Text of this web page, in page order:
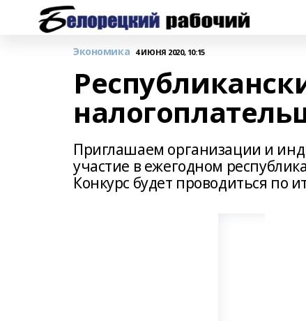
Экономика 4 ИЮНЯ 2020, 10:15
Приглашаем организации и
участие в ежегодном
Конкурс будет проводиться по